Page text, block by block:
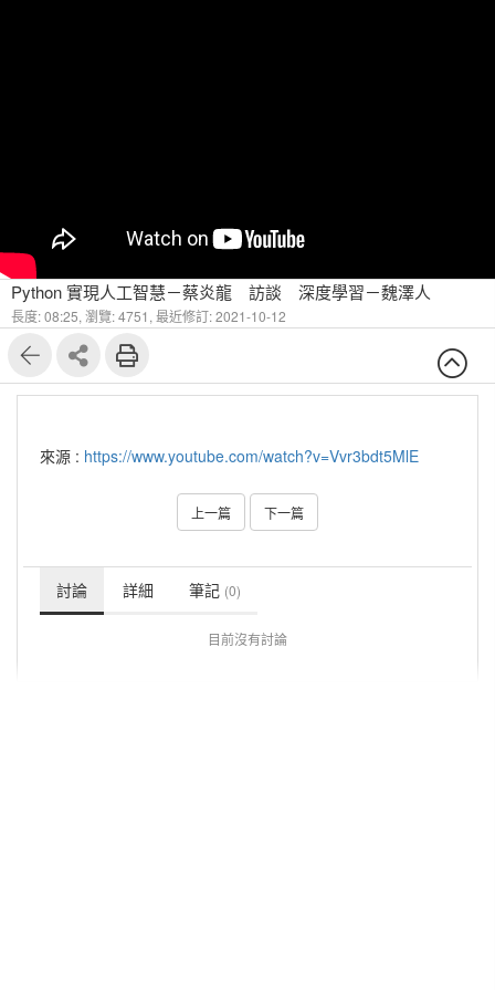
Python 實現人工智慧－蔡炎龍 訪談 深度學習－魏澤人
長度: 08:25, 瀏覽: 4751, 最近修訂: 2021-10-12
來源 : https://www.youtube.com/watch?v=Vvr3bdt5MlE
上一篇 下一篇
討論 詳細 筆記 (0)
目前沒有討論